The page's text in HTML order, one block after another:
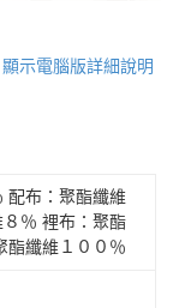
顯示電腦版詳細說明
配布：聚酯纖維
％ 裡布：聚酯
酯纖維１００％